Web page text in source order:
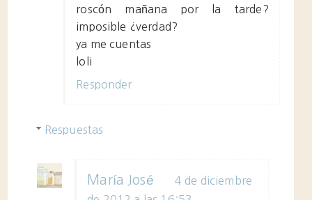
roscón mañana por la tarde?
imposible ¿verdad?
ya me cuentas
loli
Responder
Respuestas
María José
4 de diciembre